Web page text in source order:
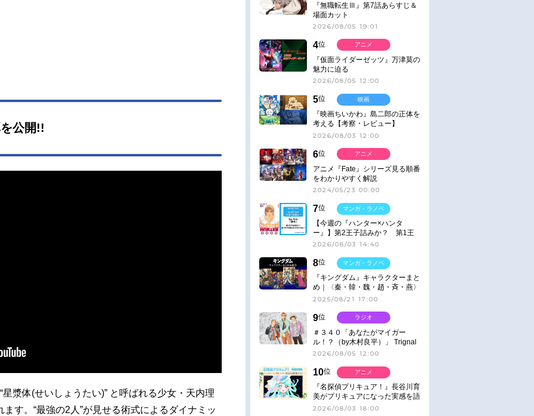
公開!!
漿体(せいしょうたい)” と呼ばれる少女・天内理
す。“最強の2人”が見せる術式によるダイナミッ
『無職転生Ⅲ』第7話あらすじ＆
場面カット
2026/08/05 19:01
4位
『仮面ライダーゼッツ』万津莫の
魅力に迫る
2026/08/05 12:00
アニメ
5位
『映画ちいかわ』島二郎の正体を
考える【考察・レビュー】
2026/08/03 12:00
映画
6位
アニメ『Fate』シリーズ見る順番
をわかりやすく解説
2024/05/23 00:00
アニメ
7位
【今週の『ハンター×ハンタ
ー』】第2王子詰みか？ 第1王
子と第4王子が対峙「発令」＜
2026/08/03 14:40
マンガ・ラノベ
8位
『キングダム』キャラクターまと
め｜〈秦・韓・魏・趙・斉・燕〉
2025/08/21 17:00
マンガ・ラノベ
9位
＃３４０「あなたがマイガー
ル！？（by木村良平）」 Trignal
のキラキラ☆ビートＲ
2026/08/05 12:00
ラジオ
10位
『名探偵プリキュア！』長谷川育
美がプリキュアになった実感を語
る【インタビュー】
2026/08/03 18:00
アニメ